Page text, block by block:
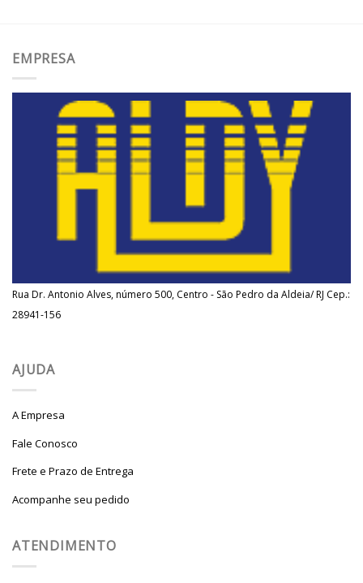
EMPRESA
Rua Dr. Antonio Alves, número 500, Centro - São Pedro da Aldeia/ RJ Cep.:
28941-156
AJUDA
A Empresa
Fale Conosco
Frete e Prazo de Entrega
Acompanhe seu pedido
ATENDIMENTO